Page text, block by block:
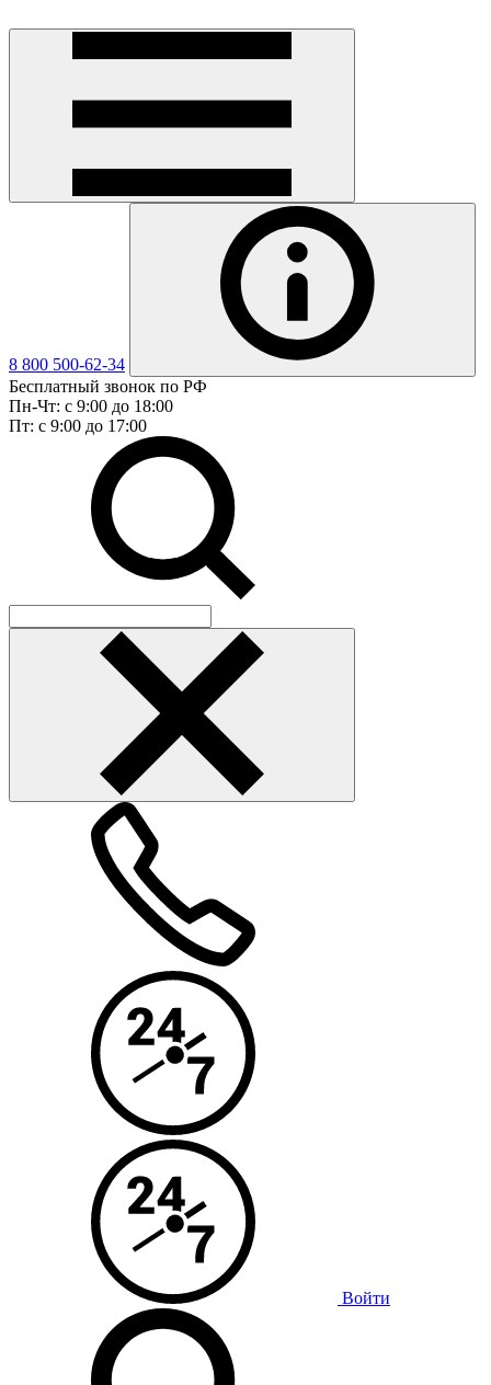
8 800 500-62-34
Бесплатный звонок по РФ
Пн-Чт: с 9:00 до 18:00
Пт: с 9:00 до 17:00
Войти